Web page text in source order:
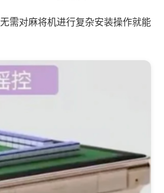
需对麻将机进行复杂安装操作就能